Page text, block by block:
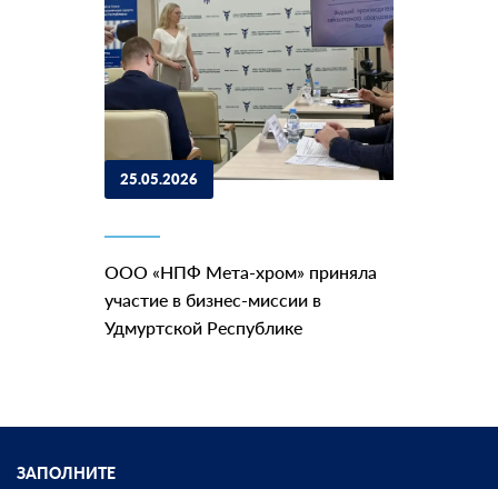
25.05.2026
ООО «НПФ Мета-хром» приняла
участие в бизнес-миссии в
Удмуртской Республике
ЗАПОЛНИТЕ